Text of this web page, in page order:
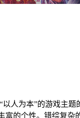
以人为本”的游戏主
富的个性。错综复杂